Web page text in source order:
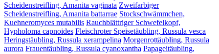
Scheidenstreifling, Amanita vaginata Zweifarbiger
Scheidenstreifling, Amanita battarrae Stockschwämmchen,
Kuehneromyces mutabilis Rauchblättriger Schwefelkopf,
Hypholoma capnoides Fleischroter Speisetäubling, Russula vesca
Heringstäubling, Russula xerampelina Morgenrottäubling, Russula
aurora Frauentäubling, Russula cyanoxantha Papageitäubling,